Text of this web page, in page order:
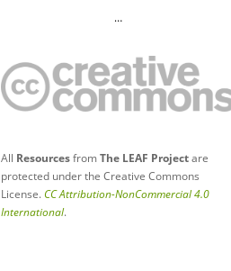
…
All ResourcesfromThe LEAF Projectare
protected under the Creative Commons
License.CC Attribution-NonCommercial 4.0
International.